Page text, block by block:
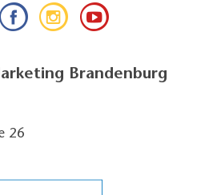
Brandenburg
26